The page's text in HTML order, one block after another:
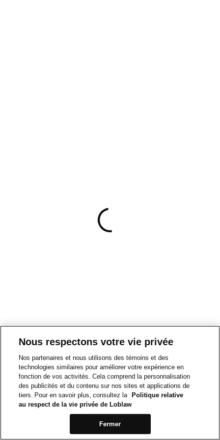
Nous respectons votre vie privée
Nos partenaires et nous utilisons des témoins et des
technologies similaires pour améliorer votre expérience en
fonction de vos activités. Cela comprend la personnalisation
des publicités et du contenu sur nos sites et applications de
tiers. Pour en savoir plus, consultez la
Politique relative
au respect de la vie privée de Loblaw
Fermer